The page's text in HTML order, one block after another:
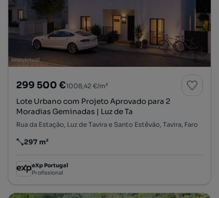
299 500 €1008,42 €/m²
Lote Urbano com Projeto Aprovado para 2
Moradias Geminadas | Luz de Ta
Rua da Estação, Luz de Tavira e Santo Estêvão, Tavira, Faro
Preço por metro quadrado
297 m²
eXp Portugal
Profissional